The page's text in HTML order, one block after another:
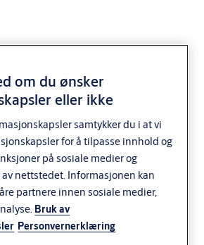
om du ønsker
eller ikke
samtykker du i at vi
for å tilpasse innhold og
på sosiale medier og
nettstedet. Informasjonen kan
partnere innen sosiale medier,
Bruk av
Personvernerklæring